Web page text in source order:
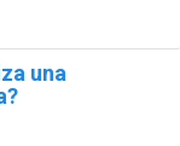
una